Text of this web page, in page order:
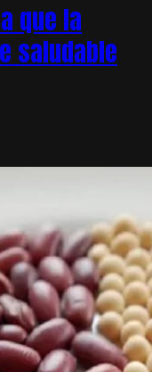
que la
saludable